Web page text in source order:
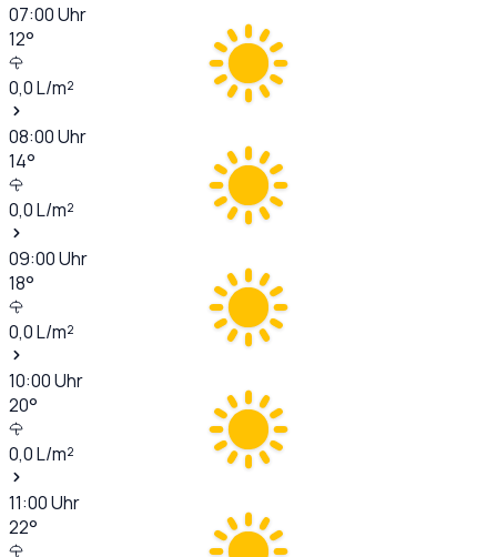
07:00Uhr
12°
0,0L/m²
08:00Uhr
14°
0,0L/m²
09:00Uhr
18°
0,0L/m²
10:00Uhr
20°
0,0L/m²
11:00Uhr
22°